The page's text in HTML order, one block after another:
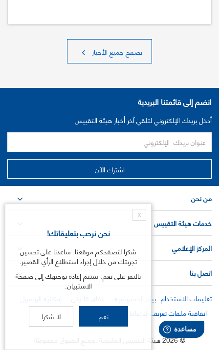
تصفح جميع الأخبار
انضم إلى قائمتنا البريدية
أدخل بريدك الإلكتروني لتلقي آخر أخبار هيئة التقييس
من نحن
خدمات هيئة التقييس
المركز الإعلامي
اتصل بنا
تعليمات الاستخدام بيان الخصوصية اتفاق قانوني
إمكانية الوصول
اتفاقية ملفات تعريف الارتباط
©
2026هيئة التقييس الخليجية .جميع الحقوق محفوظة
X
نحن نرحب بتعليقاتك!
شكرا لتصفحكم موقعنا. ساعدنا على تحسين
تجربتك من خلال إجراء استطلاع الرأي القصير.
بالنقر على نعم، ستتم إعادة توجيهك إلى صفحة
الاستبيان.
نعم لا شكرا